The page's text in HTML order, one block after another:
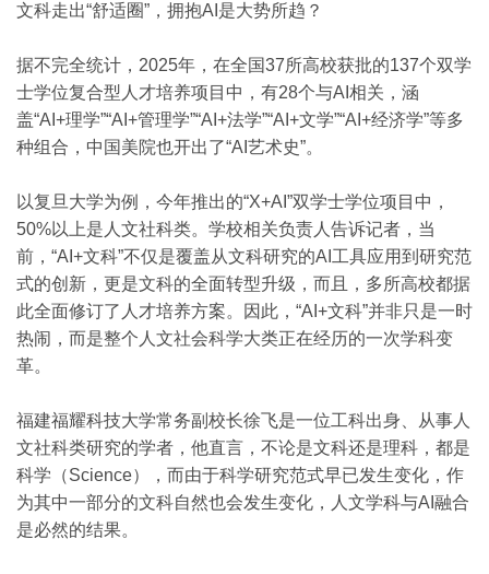
文科走出“舒适圈”，拥抱AI是大势所趋？
据不完全统计，2025年，在全国37所高校获批的137个双学
士学位复合型人才培养项目中，有28个与AI相关，涵
盖“AI+理学”“AI+管理学”“AI+法学”“AI+文学”“AI+经济学”等多
种组合，中国美院也开出了“AI艺术史”。
以复旦大学为例，今年推出的“X+AI”双学士学位项目中，
50%以上是人文社科类。学校相关负责人告诉记者，当
前，“AI+文科”不仅是覆盖从文科研究的AI工具应用到研究范
式的创新，更是文科的全面转型升级，而且，多所高校都据
此全面修订了人才培养方案。因此，“AI+文科”并非只是一时
热闹，而是整个人文社会科学大类正在经历的一次学科变
革。
福建福耀科技大学常务副校长徐飞是一位工科出身、从事人
文社科类研究的学者，他直言，不论是文科还是理科，都是
科学（Science），而由于科学研究范式早已发生变化，作
为其中一部分的文科自然也会发生变化，人文学科与AI融合
是必然的结果。